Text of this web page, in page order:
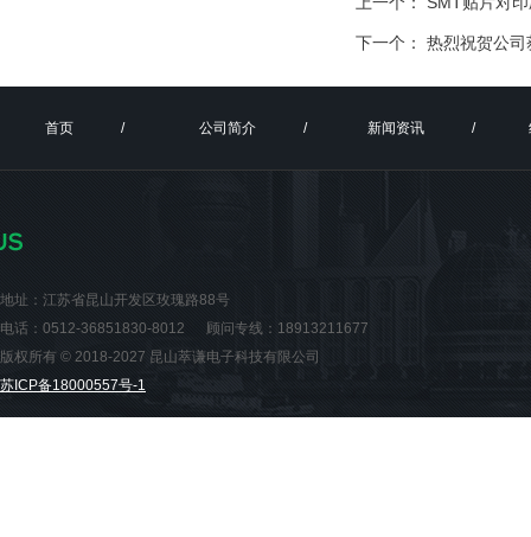
下一个： 热烈祝贺公司
首页 / 公司简介 / 新闻资讯 /
地址：江苏省昆山开发区玫瑰路88号
电话：0512-36851830-8012 顾问专线：18913211677
版权所有 © 2018-2027 昆山萃谦电子科技有限公司
苏ICP备18000557号-1